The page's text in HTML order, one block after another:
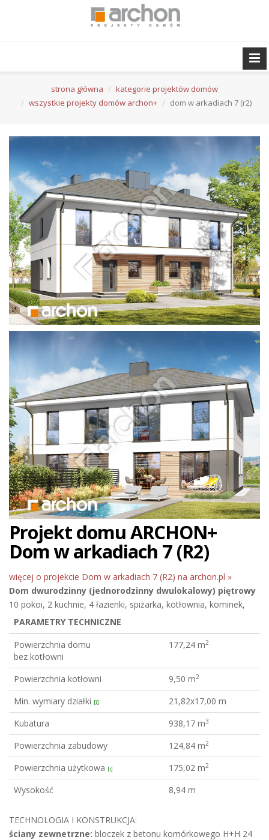
strona główna
kategorie projektów domów
wszystkie projekty domów archon+
dom w arkadiach 7 (r2)
Projekt domu ARCHON+
Dom w arkadiach 7 (R2)
więcej o projekcie Dom w arkadiach 7 (R2) na archon.pl »
Dom dwurodzinny (jednorodzinny dwulokalowy) piętrowy
10 pokoi, 2 kuchnie, 4 łazienki, spiżarka, kotłownia, kominek,
PARAMETRY TECHNICZNE
Powierzchnia domu
bez kotłowni
177,24 m2
Powierzchnia kotłowni 9,50 m2
Min. wymiary działki [i]
21,82x17,00 m
Kubatura
938,17 m3
Powierzchnia zabudowy 124,84 m2
Powierzchnia użytkowa [i] 175,02 m2
Wysokość 8,94 m
TECHNOLOGIA I KONSTRUKCJA:
ściany zewnetrzne: bloczek z betonu komórkowego H+H 24